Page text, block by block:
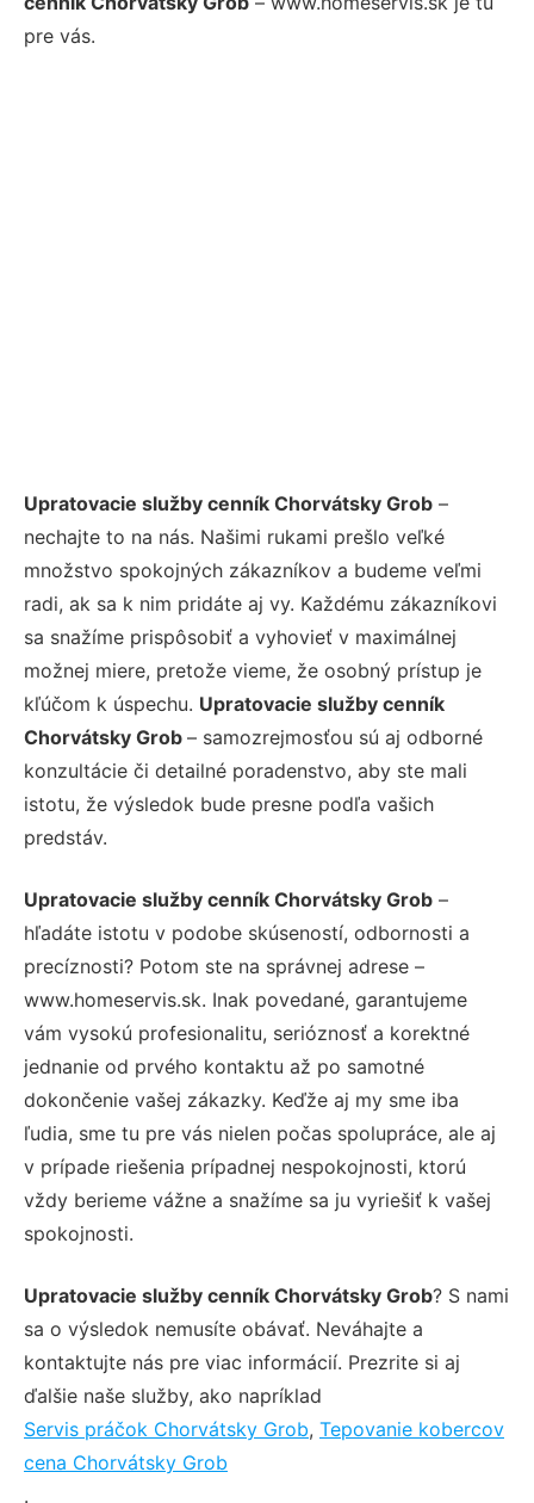
pre vás.
Upratovacie služby cenník Chorvátsky Grob –
nechajte to na nás. Našimi rukami prešlo veľké
množstvo spokojných zákazníkov a budeme veľmi
radi, ak sa k nim pridáte aj vy. Každému zákazníkovi
sa snažíme prispôsobiť a vyhovieť v maximálnej
možnej miere, pretože vieme, že osobný prístup je
kľúčom k úspechu. Upratovacie služby cenník
Chorvátsky Grob – samozrejmosťou sú aj odborné
konzultácie či detailné poradenstvo, aby ste mali
istotu, že výsledok bude presne podľa vašich
predstáv.
Upratovacie služby cenník Chorvátsky Grob –
hľadáte istotu v podobe skúseností, odbornosti a
precíznosti? Potom ste na správnej adrese –
www.homeservis.sk. Inak povedané, garantujeme
vám vysokú profesionalitu, serióznosť a korektné
jednanie od prvého kontaktu až po samotné
dokončenie vašej zákazky. Keďže aj my sme iba
ľudia, sme tu pre vás nielen počas spolupráce, ale aj
v prípade riešenia prípadnej nespokojnosti, ktorú
vždy berieme vážne a snažíme sa ju vyriešiť k vašej
spokojnosti.
Upratovacie služby cenník Chorvátsky Grob? S nami
sa o výsledok nemusíte obávať. Neváhajte a
kontaktujte nás pre viac informácií. Prezrite si aj
ďalšie naše služby, ako napríklad
Servis práčok Chorvátsky Grob, Tepovanie kobercov
cena Chorvátsky Grob
.